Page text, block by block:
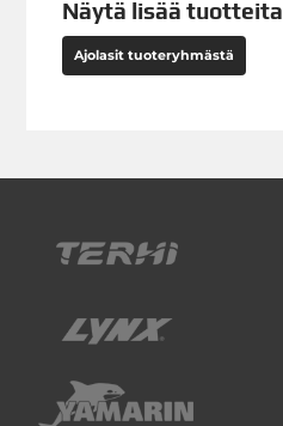
Näytä lisää tuotteita
Ajolasit tuoteryhmästä